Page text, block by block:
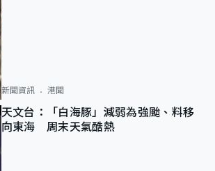
新聞資訊 港聞
天文台：「白海豚」減弱為強颱、料移
向東海 周末天氣酷熱